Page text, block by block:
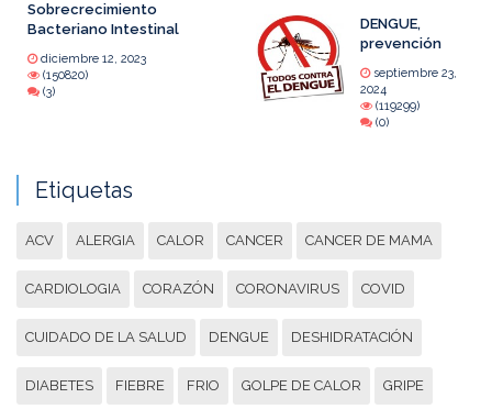
Sobrecrecimiento
Bacteriano Intestinal
diciembre 12, 2023
(150820)
(3)
DENGUE,
prevención
septiembre 23,
2024
(119299)
(0)
Etiquetas
ACV ALERGIA CALOR CANCER CANCER DE MAMA
CARDIOLOGIA CORAZÓN CORONAVIRUS COVID
CUIDADO DE LA SALUD DENGUE DESHIDRATACIÓN
DIABETES FIEBRE FRIO GOLPE DE CALOR GRIPE